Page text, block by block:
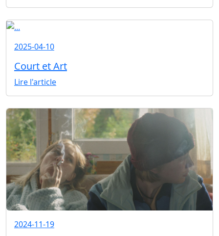
2025-04-10
Court et Art
Lire l'article
2024-11-19